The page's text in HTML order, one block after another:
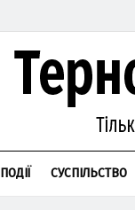
ПОДІЇ СУСПІЛЬСТВО